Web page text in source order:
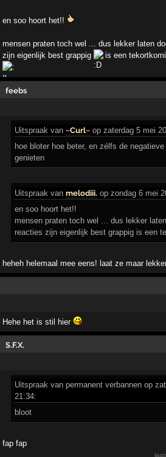
en soo hoort het!!
mensen praten toch wel ... dus lekker laten
zijn eigenlijk best grappig
is een
feebs
Uitspraak van~Curl~ op zaterdag 5 mei
hoe bloter hoe beter, en zélfs de
genieten
Uitspraak vanmelodiii. op zondag 6 mei
en soo hoort het!!
mensen praten toch wel ... dus lekker
reacties zijn eigenlijk best grappig is een
heheh helemaal mee eens! laat ze maar
Hehe het is stil hier
S.F.X.
Uitspraak van permanent verbannen op
21:34:
bloot
fap fap